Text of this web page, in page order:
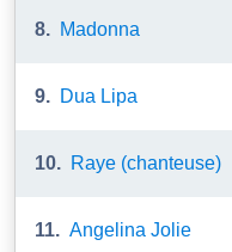
8. Madonna
9. Dua Lipa
10. Raye (chanteuse)
11. Angelina Jolie